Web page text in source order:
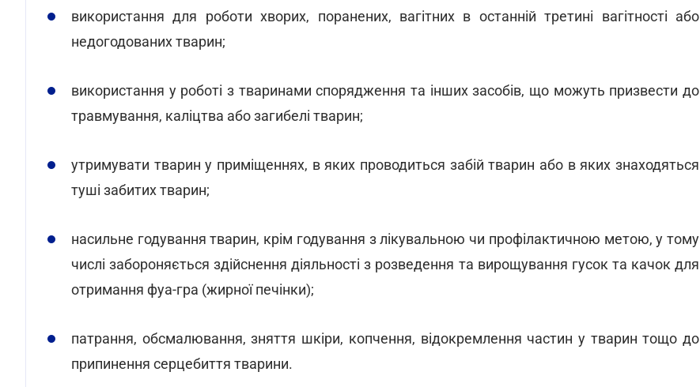
використання для роботи хворих, поранених, вагітних в останній третині вагітності або
недогодованих тварин;
використання у роботі з тваринами спорядження та інших засобів, що можуть призвести до
травмування, каліцтва або загибелі тварин;
утримувати тварин у приміщеннях, в яких проводиться забій тварин або в яких знаходяться
туші забитих тварин;
насильне годування тварин, крім годування з лікувальною чи профілактичною метою, у тому
числі забороняється здійснення діяльності з розведення та вирощування гусок та качок для
отримання фуа-гра (жирної печінки);
патрання, обсмалювання, зняття шкіри, копчення, відокремлення частин у тварин тощо до
припинення серцебиття тварини.